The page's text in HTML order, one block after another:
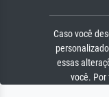
Caso você
essas
você. Por